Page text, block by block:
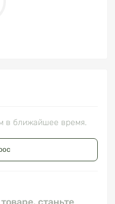
в ближайшее время.